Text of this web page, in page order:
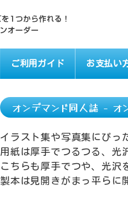
ご利用ガイド お支払い
オンデマンド同人誌 - オ
イラスト集や写真集にぴっ
用紙は厚手でつるつる、光
こちらも厚手でつや、光沢
製本は見開きがまっ平らに